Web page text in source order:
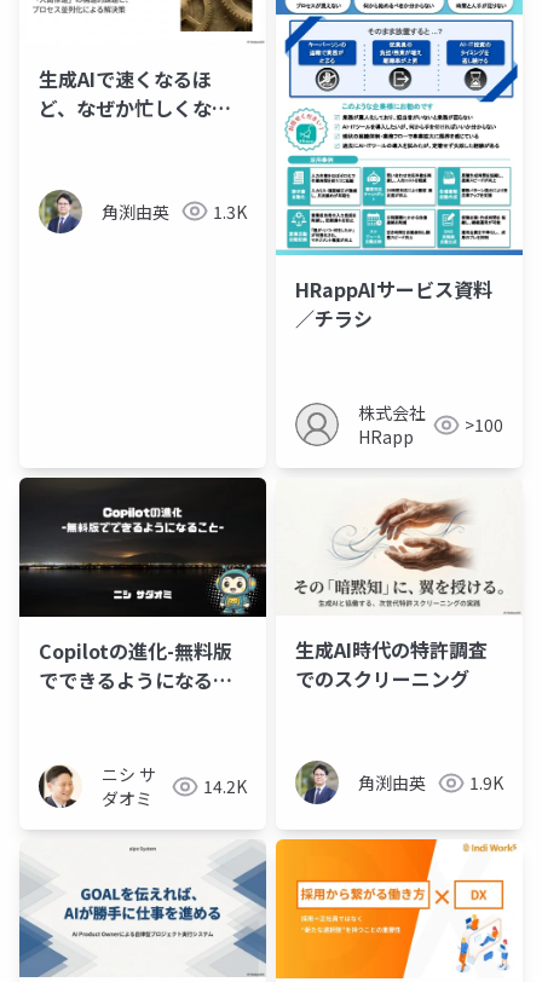
生成AIで速くなるほ
ど、なぜか忙しくなる
角渕由英 1.3K
HRappAIサービス資料
／チラシ
株式会社
HRapp
>100
Copilotの進化-無料版
でできるようになるこ
ニシ サ
ダオミ
14.2K
生成AI時代の特許調査
でのスクリーニング
角渕由英 1.9K